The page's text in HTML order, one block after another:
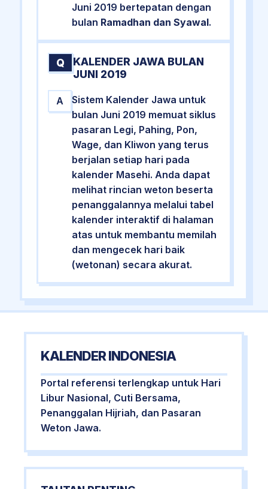
Juni 2019 bertepatan dengan
bulan Ramadhan dan Syawal.
Q
KALENDER JAWA BULAN
JUNI 2019
A
Sistem Kalender Jawa untuk
bulan Juni 2019 memuat siklus
pasaran Legi, Pahing, Pon,
Wage, dan Kliwon yang terus
berjalan setiap hari pada
kalender Masehi. Anda dapat
melihat rincian weton beserta
penanggalannya melalui tabel
kalender interaktif di halaman
atas untuk membantu memilah
dan mengecek hari baik
(wetonan) secara akurat.
KALENDER INDONESIA
Portal referensi terlengkap untuk Hari
Libur Nasional, Cuti Bersama,
Penanggalan Hijriah, dan Pasaran
Weton Jawa.